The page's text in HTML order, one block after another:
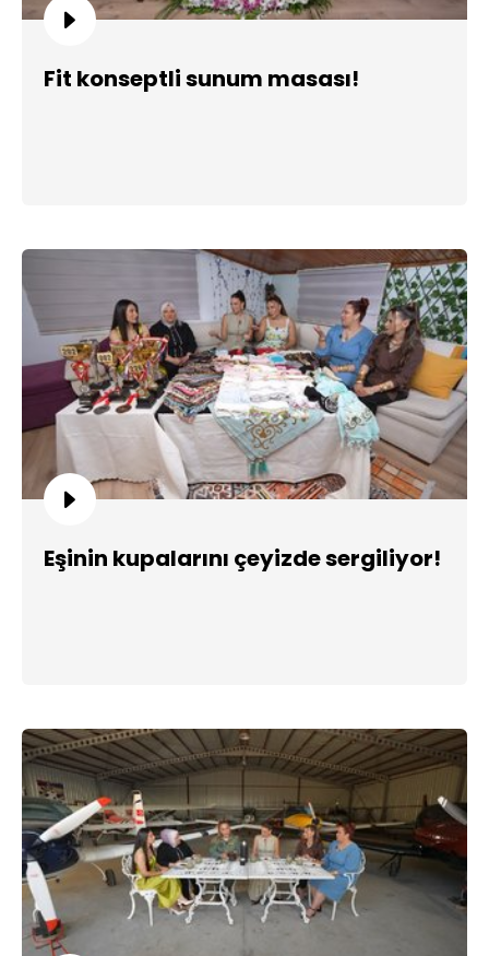
Fit konseptli sunum masası!
Eşinin kupalarını çeyizde sergiliyor!